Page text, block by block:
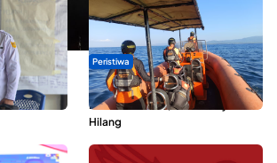
Miliar
Peristiwa
Dua Longboat Bertabrakan di
Perairan Taliabu, Satu Nelayan
Hilang